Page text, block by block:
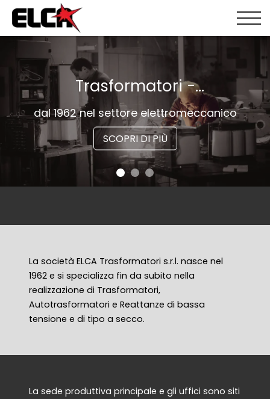
Trasformatori -
Autotrasformatori -
Reattanze
dal 1962 nel settore elettromeccanico
SCOPRI DI PIÙ
La società ELCA Trasformatori s.r.l. nasce nel
1962 e si specializza fin da subito nella
realizzazione di Trasformatori,
Autotrasformatori e Reattanze di bassa
tensione e di tipo a secco.
La sede produttiva principale e gli uffici sono siti